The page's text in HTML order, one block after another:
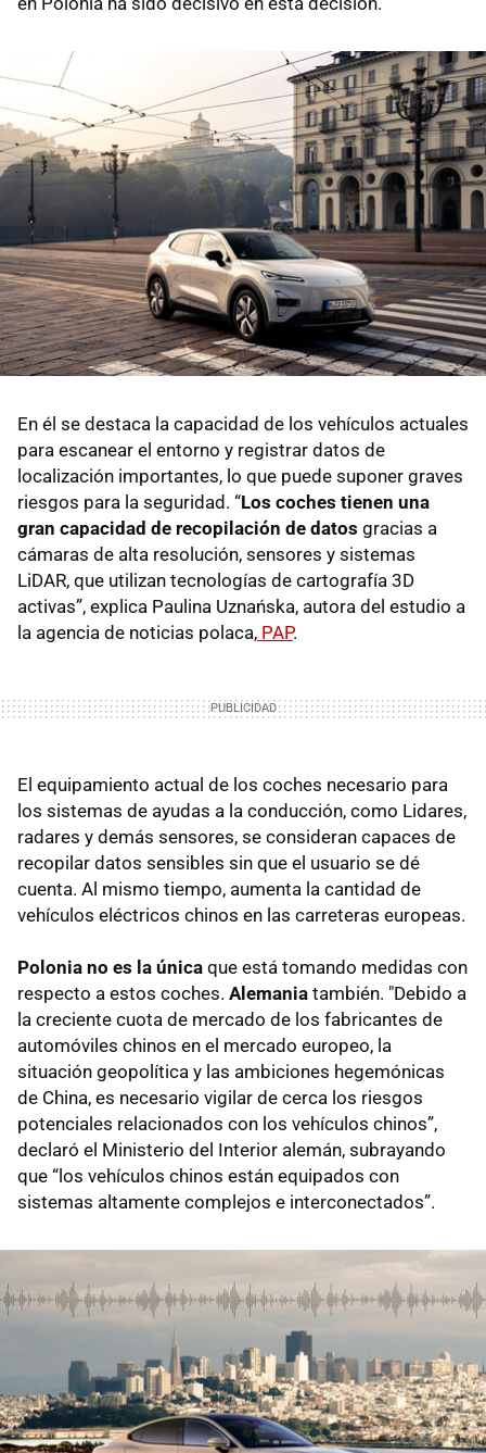
En él se destaca la capacidad de los vehículos actuales
para escanear el entorno y registrar datos de
localización importantes, lo que puede suponer graves
riesgos para la seguridad. “Los coches tienen una
gran capacidad de recopilación de datos gracias a
cámaras de alta resolución, sensores y sistemas
LiDAR, que utilizan tecnologías de cartografía 3D
activas”, explica Paulina Uznańska, autora del estudio a
la agencia de noticias polaca, PAP.
El equipamiento actual de los coches necesario para
los sistemas de ayudas a la conducción, como Lidares,
radares y demás sensores, se consideran capaces de
recopilar datos sensibles sin que el usuario se dé
cuenta. Al mismo tiempo, aumenta la cantidad de
vehículos eléctricos chinos en las carreteras europeas.
Polonia no es la única que está tomando medidas con
respecto a estos coches. Alemania también. "Debido a
la creciente cuota de mercado de los fabricantes de
automóviles chinos en el mercado europeo, la
situación geopolítica y las ambiciones hegemónicas
de China, es necesario vigilar de cerca los riesgos
potenciales relacionados con los vehículos chinos”,
declaró el Ministerio del Interior alemán, subrayando
que “los vehículos chinos están equipados con
sistemas altamente complejos e interconectados”.